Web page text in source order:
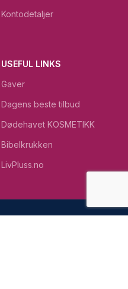
Kontodetaljer
USEFUL LINKS
Gaver
Dagens beste tilbud
Dødehavet KOSMETIKK
Bibelkrukken
LivPluss.no